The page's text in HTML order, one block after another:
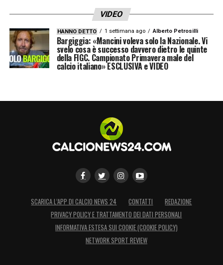
VIDEO
HANNO DETTO 1 settimana ago Alberto Petrosilli
Bargiggia: «Mancini voleva solo la Nazionale. Vi
svelo cosa è successo davvero dietro le quinte
della FIGC. Campionato Primavera male del
calcio italiano» ESCLUSIVA e VIDEO
SCARICA L’APP DI CALCIO NEWS 24 CONTATTI
REDAZIONE
PRIVACY POLICY E TRATTAMENTO DEI DATI PERSONALI
INFORMATIVA ESTESA SUI COOKIE (COOKIE POLICY)
NETWORK SPORT REVIEW